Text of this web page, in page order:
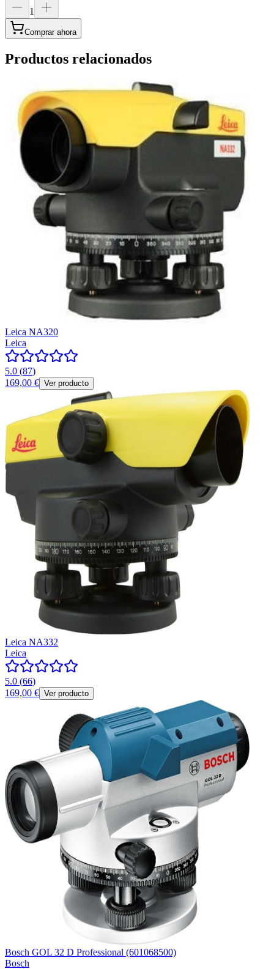
1
Comprar ahora
Productos relacionados
Leica NA320
Leica
5.0 (87)
169,00 € Ver producto
Leica NA332
Leica
5.0 (66)
169,00 € Ver producto
Bosch GOL 32 D Professional (601068500)
Bosch